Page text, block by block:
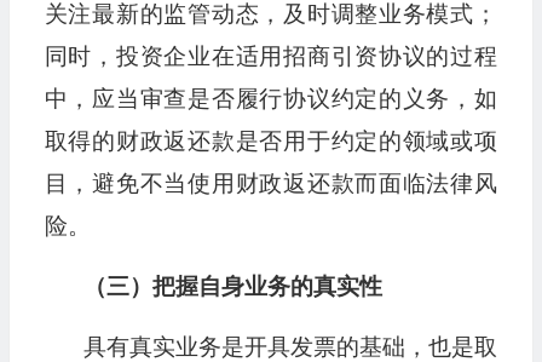
关注最新的监管动态，及时调整业务模式；
同时，投资企业在适用招商引资协议的过程
中，应当审查是否履行协议约定的义务，如
取得的财政返还款是否用于约定的领域或项
目，避免不当使用财政返还款而面临法律风
险。
（三）把握自身业务的真实性
具有真实业务是开具发票的基础，也是取